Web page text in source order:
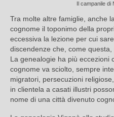
Il campanile
Tra molte altre famiglie, anche
cognome il toponimo della
eccessiva la lezione per cui
discendenze che, come
La genealogie ha più eccezioni
cognome va sciolto, sempre
migratori, persecuzioni
in clientela a casati illustri
nome di una città divenuto